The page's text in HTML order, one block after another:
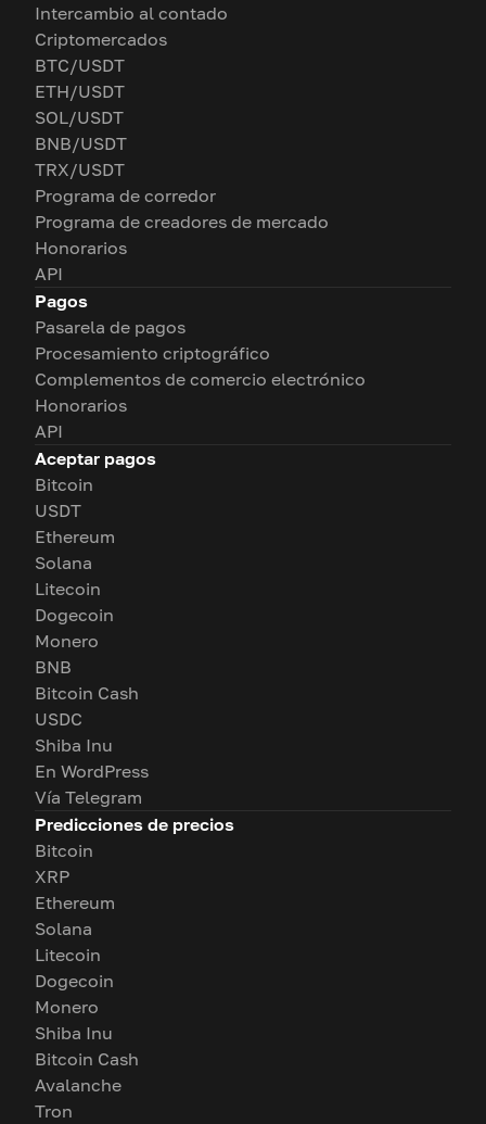
Intercambio al contado
Criptomercados
BTC/USDT
ETH/USDT
SOL/USDT
BNB/USDT
TRX/USDT
Programa de corredor
Programa de creadores de mercado
Honorarios
API
Pagos
Pasarela de pagos
Procesamiento criptográfico
Complementos de comercio electrónico
Honorarios
API
Aceptar pagos
Bitcoin
USDT
Ethereum
Solana
Litecoin
Dogecoin
Monero
BNB
Bitcoin Cash
USDC
Shiba Inu
En WordPress
Vía Telegram
Predicciones de precios
Bitcoin
XRP
Ethereum
Solana
Litecoin
Dogecoin
Monero
Shiba Inu
Bitcoin Cash
Avalanche
Tron